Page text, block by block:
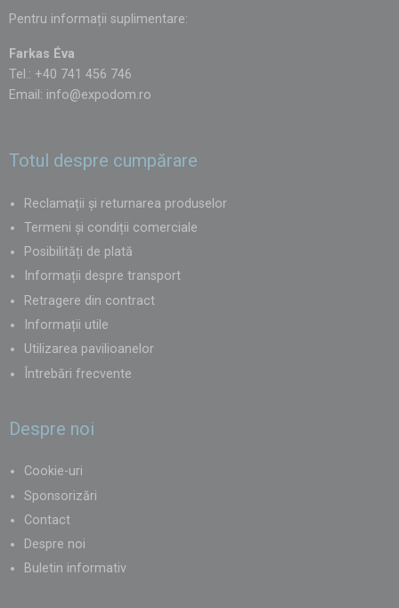
Pentru informații suplimentare:
Farkas Éva
Tel.: +40 741 456 746
Email: info@expodom.ro
Totul despre cumpărare
Reclamații și returnarea produselor
Termeni și condiții comerciale
Posibilități de plată
Informații despre transport
Retragere din contract
Informații utile
Utilizarea pavilioanelor
Întrebări frecvente
Despre noi
Cookie-uri
Sponsorizări
Contact
Despre noi
Buletin informativ